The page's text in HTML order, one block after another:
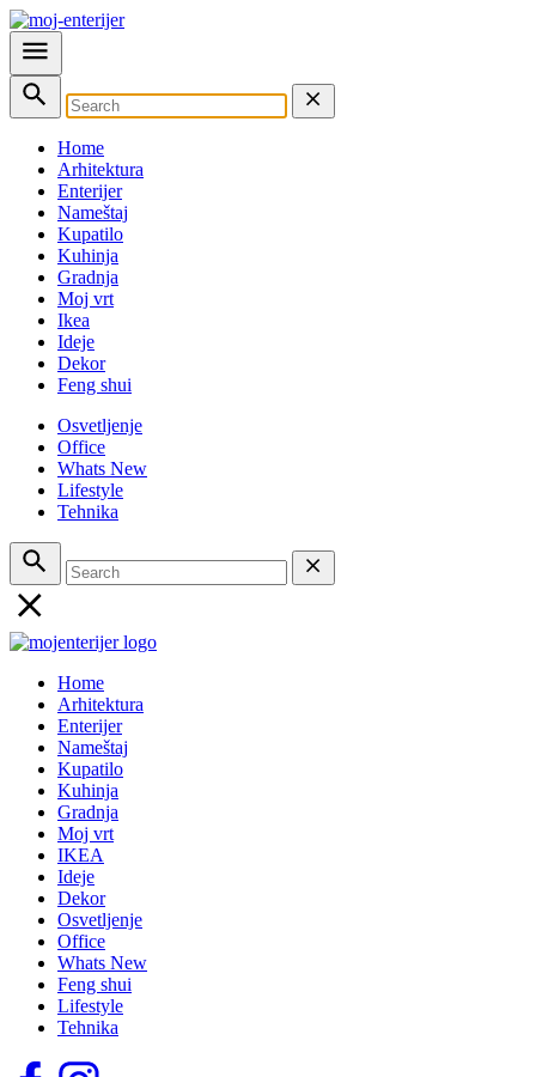
Home
Arhitektura
Enterijer
Nameštaj
Kupatilo
Kuhinja
Gradnja
Moj vrt
Ikea
Ideje
Dekor
Feng shui
Osvetljenje
Office
Whats New
Lifestyle
Tehnika
Home
Arhitektura
Enterijer
Nameštaj
Kupatilo
Kuhinja
Gradnja
Moj vrt
IKEA
Ideje
Dekor
Osvetljenje
Office
Whats New
Feng shui
Lifestyle
Tehnika